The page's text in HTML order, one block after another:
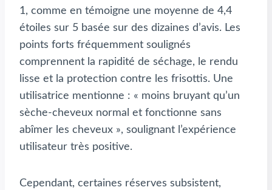
1, comme en témoigne une moyenne de 4,4
étoiles sur 5 basée sur des dizaines d’avis. Les
points forts fréquemment soulignés
comprennent la rapidité de séchage, le rendu
lisse et la protection contre les frisottis. Une
utilisatrice mentionne : « moins bruyant qu’un
sèche-cheveux normal et fonctionne sans
abîmer les cheveux », soulignant l’expérience
utilisateur très positive.
Cependant, certaines réserves subsistent,